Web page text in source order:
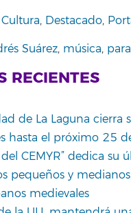
Cultura, Destacado,
Suárez, música,
RECIENTES
de La Laguna cierra
hasta el próximo 25
CEMYR” dedica su
pequeños y
medievales